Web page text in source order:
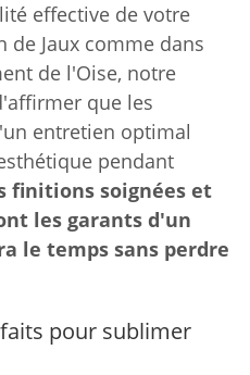
effective de votre
de Jaux comme dans
de l'Oise, notre
que les
entretien optimal
pendant
finitions soignées et
les garants d'un
le temps sans perdre
pour sublimer